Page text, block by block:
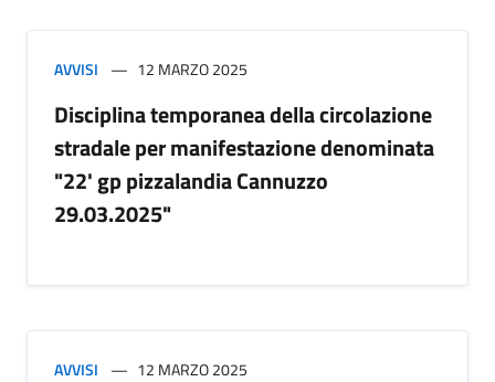
AVVISI 12 MARZO 2025
Disciplina temporanea della circolazione
stradale per manifestazione denominata
"22' gp pizzalandia Cannuzzo
29.03.2025"
AVVISI 12 MARZO 2025